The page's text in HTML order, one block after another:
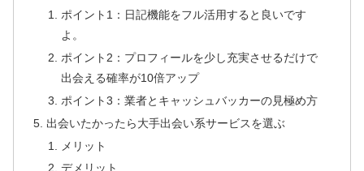
ポイント1：日記機能をフル活用すると良いです
よ。
ポイント2：プロフィールを少し充実させるだけで
出会える確率が10倍アップ
ポイント3：業者とキャッシュバッカーの見極め方
出会いたかったら大手出会い系サービスを選ぶ
メリット
デメリット